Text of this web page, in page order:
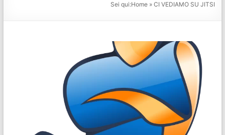
Sei qui:Home »CI VEDIAMO SU JITSI